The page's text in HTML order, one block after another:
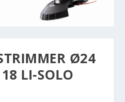
Ø24
LI-SOLO